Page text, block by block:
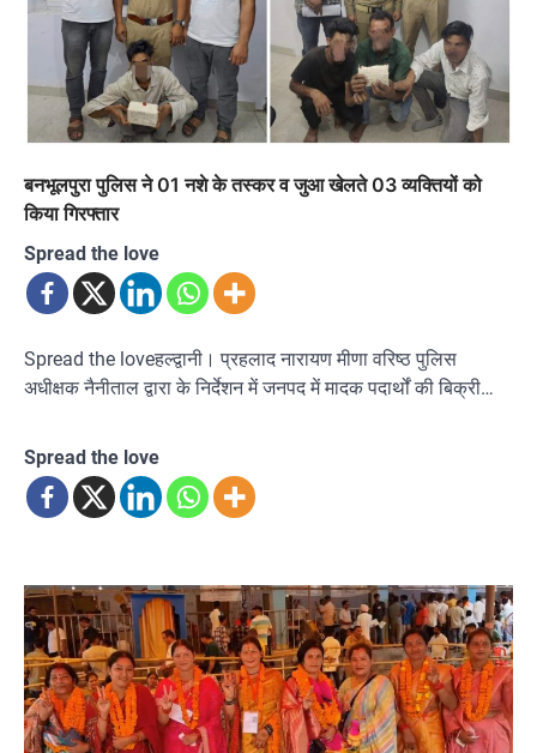
बनभूलपुरा पुलिस ने 01 नशे के तस्कर व जुआ खेलते 03 व्यक्तियों को
किया गिरफ्तार
Spread the love
Spread the loveहल्द्वानी। प्रहलाद नारायण मीणा वरिष्ठ पुलिस
अधीक्षक नैनीताल द्वारा के निर्देशन में जनपद में मादक पदार्थों की बिक्री…
Spread the love